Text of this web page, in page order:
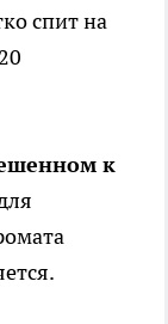
спит на
к